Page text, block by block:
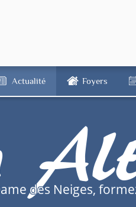
Actualité Foyers
des Neiges,